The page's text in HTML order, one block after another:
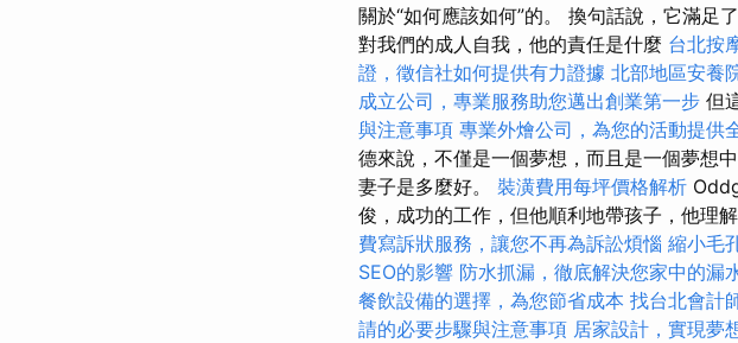
關於“如何應該如何”的。 換句話說，它滿足
對我們的成人自我，他的責任是什麼 台北按
證，徵信社如何提供有力證據 北部地區安養
成立公司，專業服務助您邁出創業第一步 但
與注意事項 專業外燴公司，為您的活動提供
德來說，不僅是一個夢想，而且是一個夢想
妻子是多麼好。 裝潢費用每坪價格解析
俊，成功的工作，但他順利地帶孩子，他理
費寫訴狀服務，讓您不再為訴訟煩惱 縮小毛
SEO的影響 防水抓漏，徹底解決您家中的漏
餐飲設備的選擇，為您節省成本 找台北會計
請的必要步驟與注意事項 居家設計，實現夢